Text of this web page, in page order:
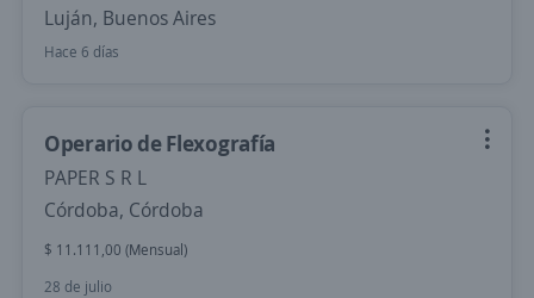
Luján, Buenos Aires
Hace 6 días
Operario de Flexografía
PAPER S R L
Córdoba, Córdoba
$ 11.111,00 (Mensual)
28 de julio